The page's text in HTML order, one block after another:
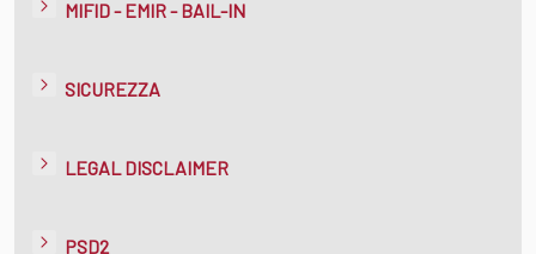
MIFID - EMIR - BAIL-IN
SICUREZZA
LEGAL DISCLAIMER
PSD2